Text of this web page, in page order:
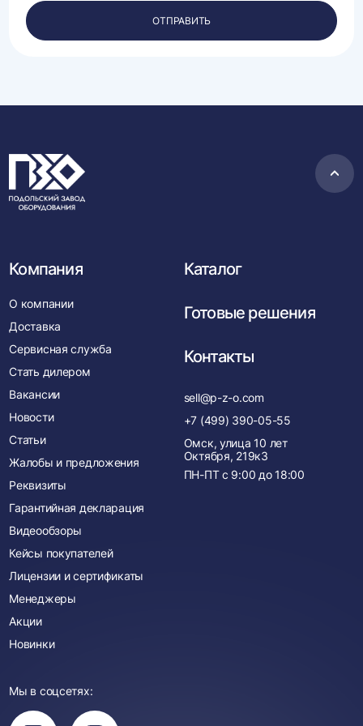
персональных
данных.
ОТПРАВИТЬ
в
Компания
О компании
Доставка
Сервисная служба
Стать дилером
Вакансии
Новости
Статьи
Жалобы и предложения
Реквизиты
Гарантийная декларация
Видеообзоры
Кейсы покупателей
Лицензии и сертификаты
Менеджеры
Акции
Новинки
Каталог
Готовые решения
Контакты
sell@p-z-o.com
+7 (499) 390-05-55
Омск, улица 10 лет
Октября, 219к3
ПН-ПТ с 9:00 до 18:00
Мы в соцсетях:
Вы
Вы